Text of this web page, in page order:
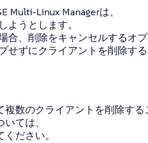
Multi-Linux Managerは、
ようとします。
合、削除をキャンセルするオ
せずにクライアントを削除す
数のクライアントを削除す
ては、
ださい。